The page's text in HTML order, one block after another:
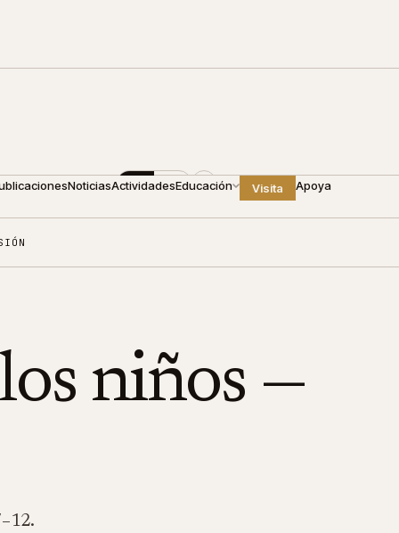
+1 809 688 4440 ES EN
NoticiasActividadesEducación Visita Apoya
niños —